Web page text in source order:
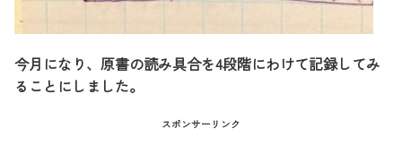
今月になり、原書の読み具合を4段階にわけて記録してみ
ることにしました。
スポンサーリンク